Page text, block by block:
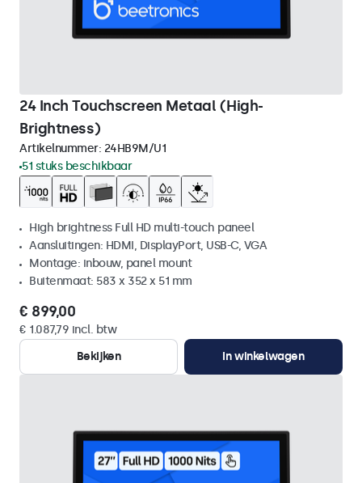
24 Inch Touchscreen Metaal (High-
Brightness)
Artikelnummer: 24HB9M/U1
51 stuks beschikbaar
High brightness Full HD multi-touch paneel
Aansluitingen: HDMI, DisplayPort, USB-C, VGA
Montage: inbouw, panel mount
Buitenmaat: 583 x 352 x 51 mm
€ 899,00
€ 1.087,79 incl. btw
Bekijken
In winkelwagen